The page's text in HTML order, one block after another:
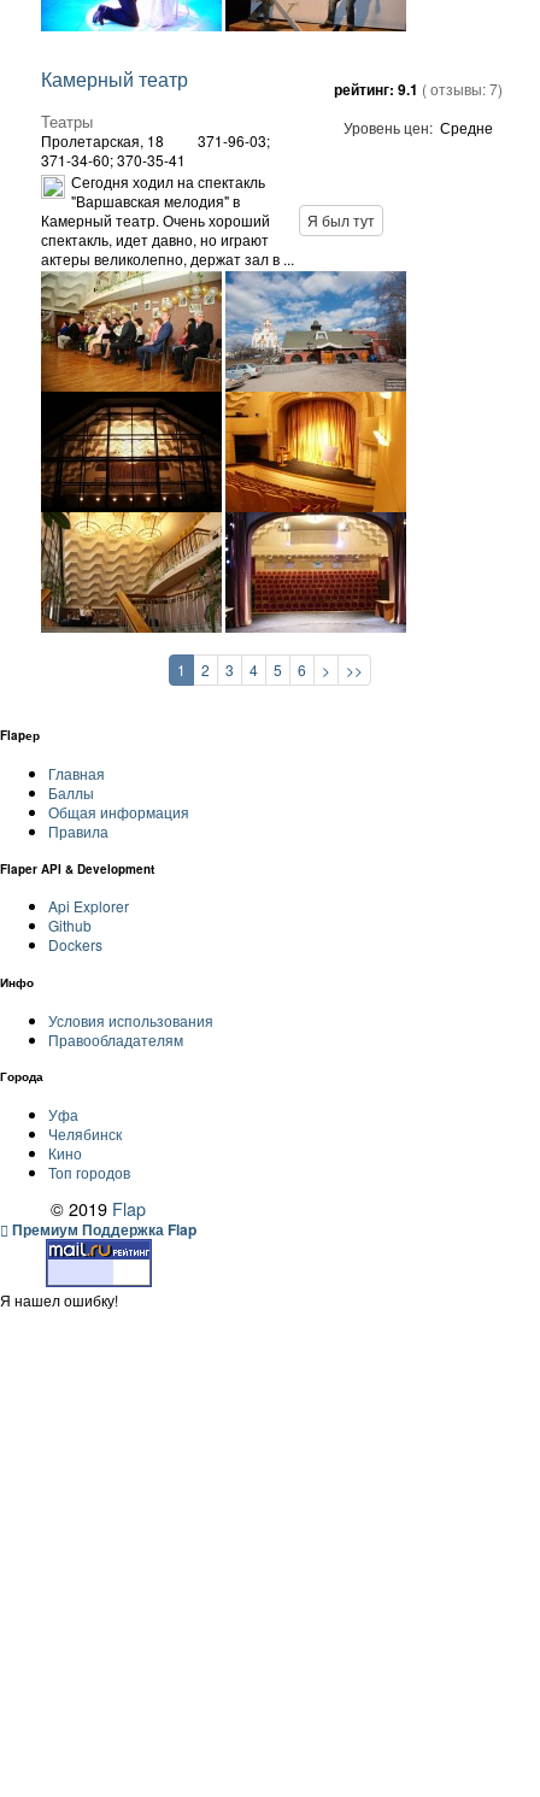
Камерный театр
Театры
Пролетарская, 18
371-96-03;
371-34-60; 370-35-41
рейтинг: 9.1 ( отзывы:7)
Уровень цен: Средне
Сегодня ходил на спектакль
"Варшавская мелодия" в
Камерный театр. Очень хороший
спектакль, идет давно, но играют
актеры великолепно, держат зал в ...
Я был тут
1 2 3 4 5 6 > >>
Flapер
Главная
Баллы
Общая информация
Правила
Flaper API & Development
Api Explorer
Github
Dockers
Инфо
Условия использования
Правообладателям
Города
Уфа
Челябинск
Кино
Топ городов
© 2019 Flap
Премиум Поддержка Flap
Я нашел ошибку!